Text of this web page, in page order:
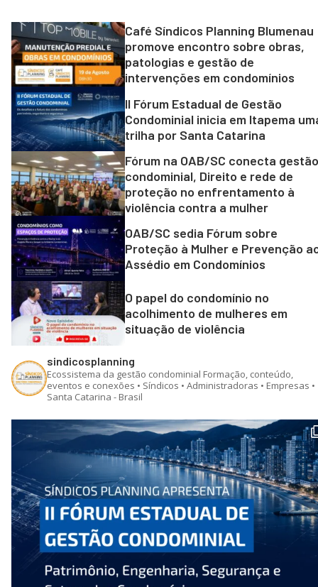
Café Síndicos Planning Blumenau
promove encontro sobre obras,
patologias e gestão de
intervenções em condomínios
II Fórum Estadual de Gestão
Condominial inicia em Itapema
trilha por Santa Catarina
Fórum na OAB/SC conecta gestão
condominial, Direito e rede de
proteção no enfrentamento à
violência contra a mulher
OAB/SC sedia Fórum sobre
Proteção à Mulher e Prevenção
Assédio em Condomínios
O papel do condomínio no
acolhimento de mulheres em
situação de violência
sindicosplanning
Ecossistema da gestão condominial Formação, conteúdo,
eventos e conexões • Síndicos • Administradoras • Empresas •
Santa Catarina - Brasil